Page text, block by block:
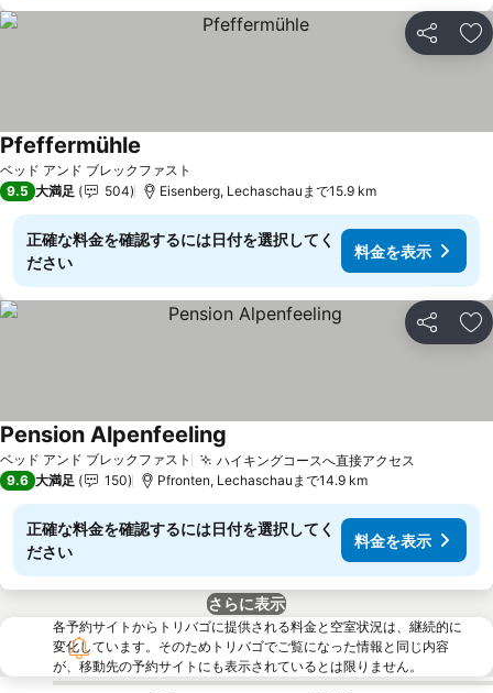
シェア お
ベッド アンド ブレックファスト
Pfeffermühle
9.5 大満足 504 Eisenberg, Lechaschauまで15.9 km
正確な料金を確認するには日付を選択してく
ださい
料金を表示
シェア お
ベッド アンド ブレックファスト ハイキングコースへ直接アクセス
Pension Alpenfeeling
9.6 大満足 150 Pfronten, Lechaschauまで14.9 km
正確な料金を確認するには日付を選択してく
ださい
料金を表示
さらに表示
各予約サイトからトリバゴに提供される料金と空室状況は、継続的に
変化しています。そのためトリバゴでご覧になった情報と同じ内容
が、移動先の予約サイトにも表示されているとは限りません。